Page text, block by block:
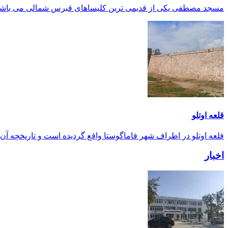
مسجد مصطفی یکی از قدیمی ترین کلیساهای قبرس شمالی می
قلعه اوتلو
قلعه اوتلو در اطراف شهر فاماگوستا واقع گردیده است و تاریخچه آن به قرن ۱۲
اخبار